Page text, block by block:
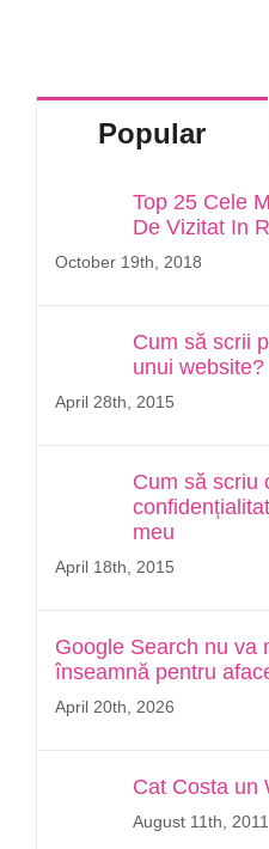
Popular
Top 25 Cele
De Vizitat In
October 19th, 2018
Cum să scrii
unui website?
April 28th, 2015
Cum să scriu
meu
April 18th, 2015
Google Search nu va
înseamnă pentru
April 20th, 2026
Cat Costa un
August 11th, 2011